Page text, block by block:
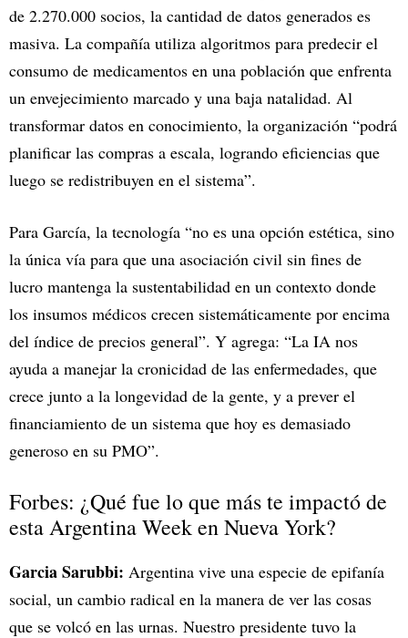
de 2.270.000 socios, la cantidad de datos generados es
masiva. La compañía utiliza algoritmos para predecir el
consumo de medicamentos en una población que enfrenta
un envejecimiento marcado y una baja natalidad. Al
transformar datos en conocimiento, la organización “podrá
planificar las compras a escala, logrando eficiencias que
luego se redistribuyen en el sistema”.
Para García, la tecnología “no es una opción estética, sino
la única vía para que una asociación civil sin fines de
lucro mantenga la sustentabilidad en un contexto donde
los insumos médicos crecen sistemáticamente por encima
del índice de precios general”. Y agrega: “La IA nos
ayuda a manejar la cronicidad de las enfermedades, que
crece junto a la longevidad de la gente, y a prever el
financiamiento de un sistema que hoy es demasiado
generoso en su PMO”.
Forbes: ¿Qué fue lo que más te impactó de
esta Argentina Week en Nueva York?
Garcia Sarubbi: Argentina vive una especie de epifanía
social, un cambio radical en la manera de ver las cosas
que se volcó en las urnas. Nuestro presidente tuvo la